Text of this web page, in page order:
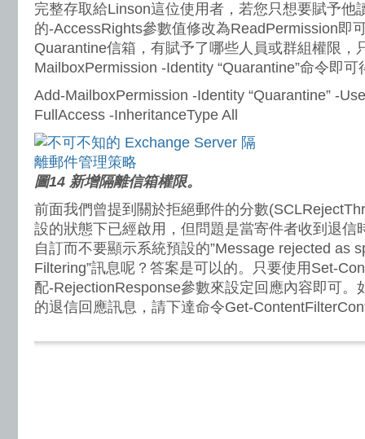
完整存取給Linson這位使用者，若您只想要賦予他
的-AccessRights參數值修改為ReadPermission即
Quarantine信箱，有賦予了哪些人員或群組權限，
MailboxPermission -Identity “Quarantine”命令即可
Add-MailboxPermission -Identity “Quarantine” -
FullAccess -InheritanceType All
圖14 新增隔離信箱權限。
前面我們曾提到關於拒絕郵件的分數
設的狀態下已經啟用，但問題是當寄件者收到退信
自訂而不要顯示系統預設的”Message rejected as
Filtering”訊息呢？答案是可以的。只要使用Set-
配-RejectionResponse參數來設定回應內容即可。
的退信回應訊息，請下達命令Get-